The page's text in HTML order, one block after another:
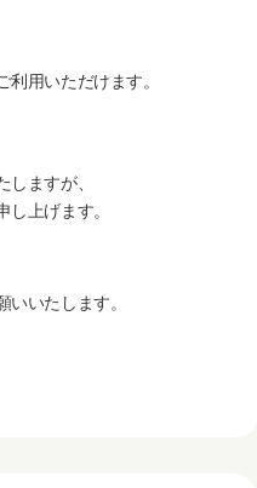
用いただけます。
ますが、
上げます。
いたします。